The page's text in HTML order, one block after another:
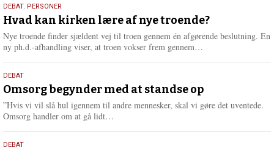
e
r
e
25.
juli
2026
DEBAT, PERSONER
Hvad kan kirken lære af nye troende?
Nye troende finder sjældent vej til troen gennem én afgørende beslutning. En
ny ph.d.-afhandling viser, at troen vokser frem gennem…
e
r
e
9.
juli
2026
DEBAT
Omsorg begynder med at standse op
”Hvis vi vil slå hul igennem til andre mennesker, skal vi gøre det uventede.
Omsorg handler om at gå lidt…
10.
DEBAT